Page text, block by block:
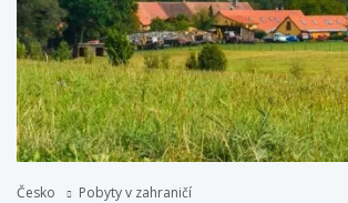
Česko Pobyty v zahraničí